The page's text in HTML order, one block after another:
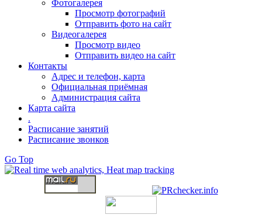
Фотогалерея
Просмотр фотографий
Отправить фото на сайт
Видеогалерея
Просмотр видео
Отправить видео на сайт
Контакты
Адрес и телефон, карта
Официальная приёмная
Администрация сайта
Карта сайта
.
Расписание занятий
Расписание звонков
Go Top